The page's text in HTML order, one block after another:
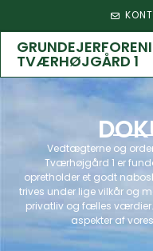
TVÆRHØJGÅRD 1
Vedtægterne og
Tværhøjgård 1 er
opretholder et godt
trives under lige vilkår og
privatliv og fælles
aspekter af